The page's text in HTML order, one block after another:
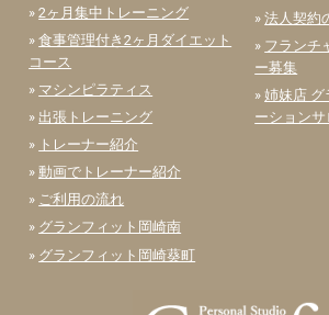
»2ヶ月集中トレーニング
»食事管理付き2ヶ月ダイエット
コース
» マシンピラティス
» 出張トレーニング
» トレーナー紹介
»動画でトレーナー紹介
» ご利用の流れ
» グランフィット岡崎南
» グランフィット岡崎葵町
»法人契約
» フランチ
ー募集
»姉妹店 グ
ーションサ